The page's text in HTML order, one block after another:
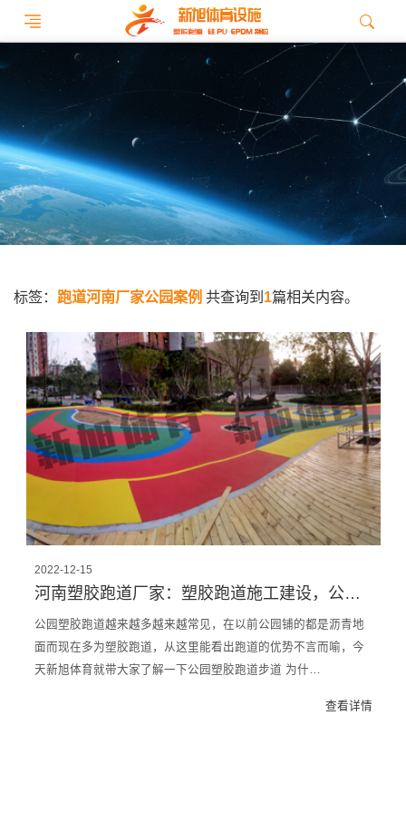
标签： 跑道河南厂家公园案例 共查询到 1篇相关内容。
2022-12-15
河南塑胶跑道厂家：塑胶跑道施工建设，公园为什么铺装跑道？
公园塑胶跑道越来越多越来越常见，在以前公园铺的都是沥青地
面而现在多为塑胶跑道，从这里能看出跑道的优势不言而喻，今
天新旭体育就带大家了解一下公园塑胶跑道步道 为什…
查看详情